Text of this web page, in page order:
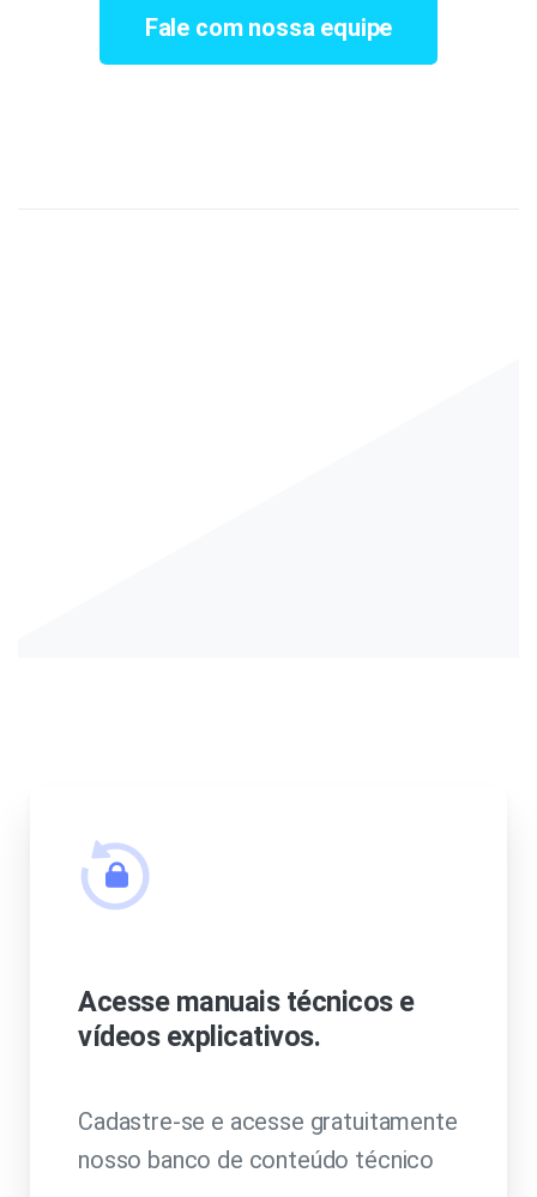
Fale com nossa equipe
Acesse manuais técnicos e
vídeos explicativos.
Cadastre-se e acesse gratuitamente
nosso banco de conteúdo técnico